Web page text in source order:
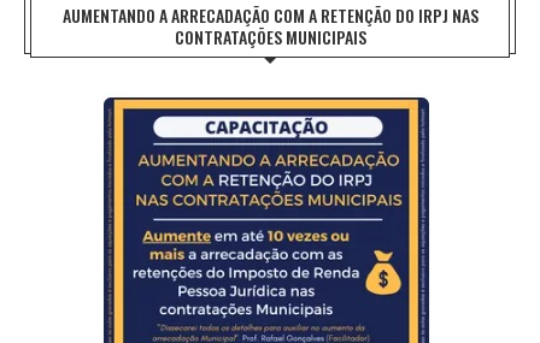
AUMENTANDO A ARRECADAÇÃO COM A RETENÇÃO DO IRPJ NAS
CONTRATAÇÕES MUNICIPAIS